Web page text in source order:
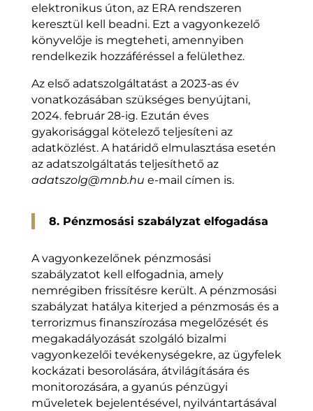
elektronikus úton, az ERA rendszeren
keresztül kell beadni. Ezt a vagyonkezelő
könyvelője is megteheti, amennyiben
rendelkezik hozzáféréssel a felülethez.
Az első adatszolgáltatást a 2023-as év
vonatkozásában szükséges benyújtani,
2024. február 28-ig. Ezután éves
gyakorisággal kötelező teljesíteni az
adatközlést. A határidő elmulasztása esetén
az adatszolgáltatás teljesíthető az
adatszolg@mnb.hu e-mail címen is.
8. Pénzmosási szabályzat elfogadása
A vagyonkezelőnek pénzmosási
szabályzatot kell elfogadnia, amely
nemrégiben frissítésre került. A pénzmosási
szabályzat hatálya kiterjed a pénzmosás és a
terrorizmus finanszírozása megelőzését és
megakadályozását szolgáló bizalmi
vagyonkezelői tevékenységekre, az ügyfelek
kockázati besorolására, átvilágítására és
monitorozására, a gyanús pénzügyi
műveletek bejelentésével, nyilvántartásával